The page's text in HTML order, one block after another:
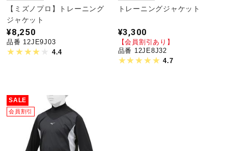
【ミズノプロ】トレーニング
ジャケット
¥8,250
品番 12JE9J03
4.4
トレーニングジャケット
¥3,300
【会員割引あり】
品番 12JE8J32
4.7
SALE
会員割引